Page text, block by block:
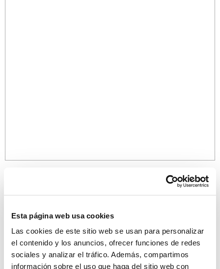
Esta página web usa cookies
Las cookies de este sitio web se usan para personalizar
el contenido y los anuncios, ofrecer funciones de redes
sociales y analizar el tráfico. Además, compartimos
información sobre el uso que haga del sitio web con
¡Descubre más propiedades!